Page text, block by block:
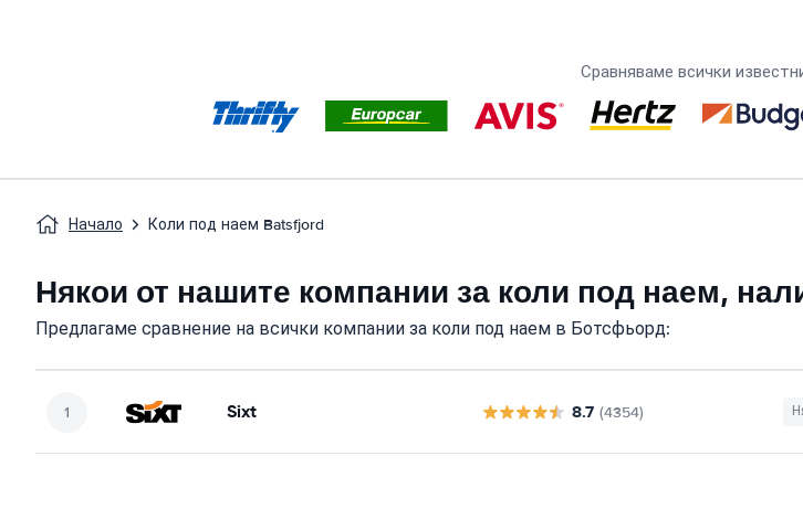
Сравняваме всички
Начало Коли под наем Batsfjord
Някои от нашите компании за коли под наем,
Предлагаме сравнение на всички компании за коли под наем в Ботсфьорд:
Sixt 8.7 (4354)